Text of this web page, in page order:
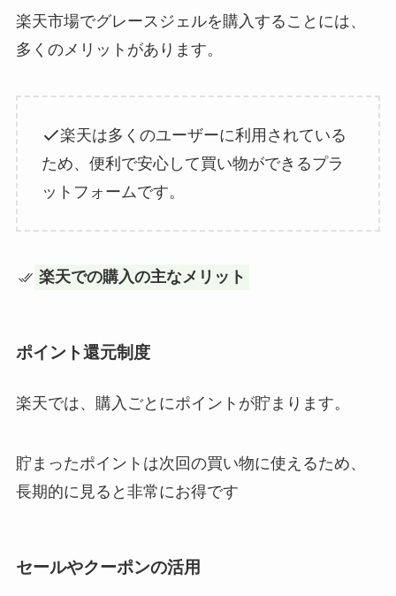
楽天市場でグレースジェルを購入することには、
多くのメリットがあります。
楽天は多くのユーザーに利用されている
ため、便利で安心して買い物ができるプラ
ットフォームです。
楽天での購入の主なメリット
ポイント還元制度
楽天では、購入ごとにポイントが貯まります。
貯まったポイントは次回の買い物に使えるため、
長期的に見ると非常にお得です
セールやクーポンの活用